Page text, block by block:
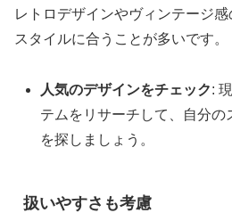
レトロデザインやヴィンテージ
スタイルに合うことが多いです。
人気のデザインをチェック:
テムをリサーチして、自分の
を探しましょう。
扱いやすさも考慮